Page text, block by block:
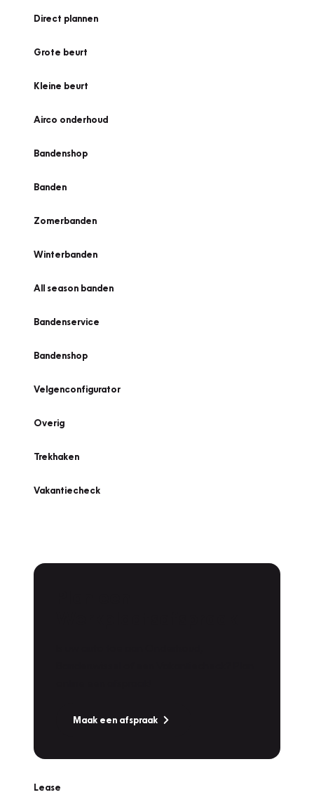
Direct plannen
Grote beurt
Kleine beurt
Airco onderhoud
Bandenshop
Banden
Zomerbanden
Winterbanden
All season banden
Bandenservice
Bandenshop
Velgenconfigurator
Overig
Trekhaken
Vakantiecheck
Maak een afspraak
Lease